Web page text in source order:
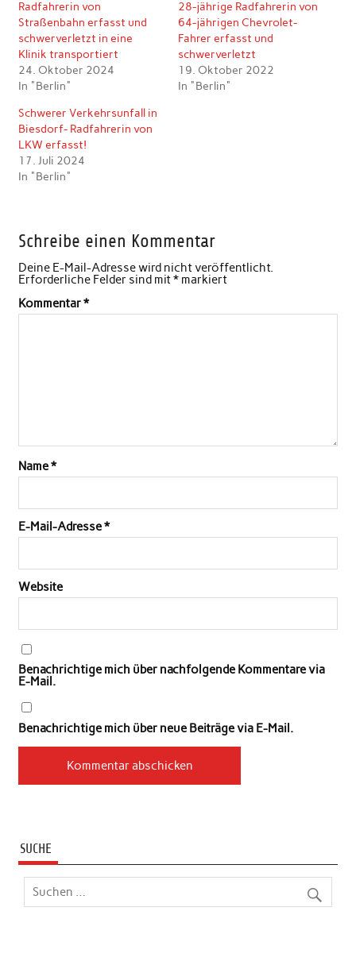
Radfahrerin von
Straßenbahn erfasst und
schwerverletzt in eine
Klinik transportiert
24. Oktober 2024
In "Berlin"
28-jährige Radfahrerin von
64-jährigen Chevrolet-
Fahrer erfasst und
schwerverletzt
19. Oktober 2022
In "Berlin"
Schwerer Verkehrsunfall in
Biesdorf- Radfahrerin von
LKW erfasst!
17. Juli 2024
In "Berlin"
Schreibe einen Kommentar
Deine E-Mail-Adresse wird nicht veröffentlicht.
Erforderliche Felder sind mit*markiert
Kommentar*
Name*
E-Mail-Adresse*
Website
Benachrichtige mich über nachfolgende Kommentare via
E-Mail.
Benachrichtige mich über neue Beiträge via E-Mail.
SUCHE